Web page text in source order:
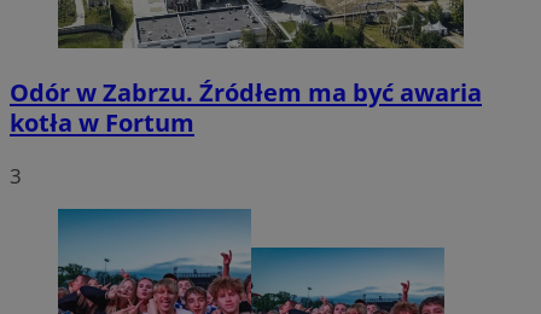
Odór w Zabrzu. Źródłem ma być awaria
kotła w Fortum
3